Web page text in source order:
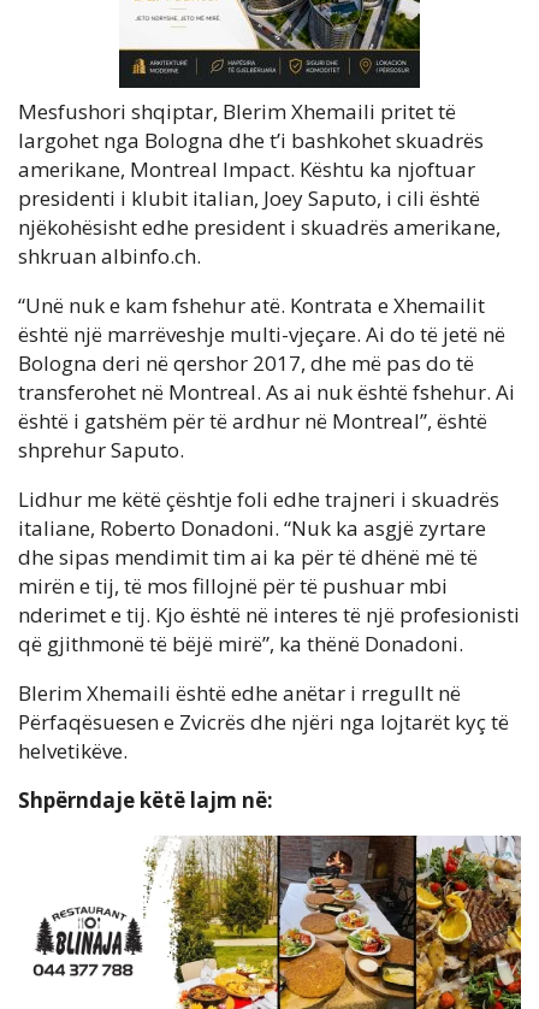
Mesfushori shqiptar, Blerim Xhemaili pritet të
largohet nga Bologna dhe t’i bashkohet skuadrës
amerikane, Montreal Impact. Kështu ka njoftuar
presidenti i klubit italian, Joey Saputo, i cili është
njëkohësisht edhe president i skuadrës amerikane,
shkruan albinfo.ch.
“Unë nuk e kam fshehur atë. Kontrata e Xhemailit
është një marrëveshje multi-vjeçare. Ai do të jetë në
Bologna deri në qershor 2017, dhe më pas do të
transferohet në Montreal. As ai nuk është fshehur. Ai
është i gatshëm për të ardhur në Montreal”, është
shprehur Saputo.
Lidhur me këtë çështje foli edhe trajneri i skuadrës
italiane, Roberto Donadoni. “Nuk ka asgjë zyrtare
dhe sipas mendimit tim ai ka për të dhënë më të
mirën e tij, të mos fillojnë për të pushuar mbi
nderimet e tij. Kjo është në interes të një profesionisti
që gjithmonë të bëjë mirë”, ka thënë Donadoni.
Blerim Xhemaili është edhe anëtar i rregullt në
Përfaqësuesen e Zvicrës dhe njëri nga lojtarët kyç të
helvetikëve.
Shpërndaje këtë lajm në: